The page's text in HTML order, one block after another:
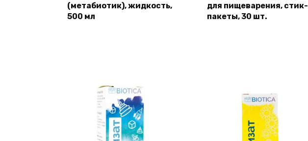
(метабиотик), жидкость,
500 мл
для пищеварения, стик-
пакеты, 30 шт.